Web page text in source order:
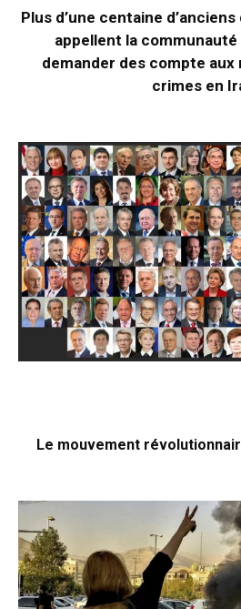
Plus d’une centaine
appellent la
demander des compte aux
crimes en
Le mouvement